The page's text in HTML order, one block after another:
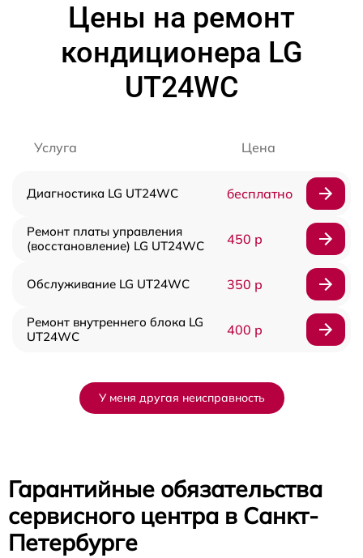
Цены на ремонт
кондиционера LG
UT24WC
Услуга Цена
Диагностика LG UT24WC бесплатно
Ремонт платы управления
(восстановление) LG UT24WC
450 р
Обслуживание LG UT24WC 350 р
Ремонт внутреннего блока LG
UT24WC
400 р
У меня другая неисправность
Гарантийные обязательства
сервисного центра в Санкт-
Петербурге